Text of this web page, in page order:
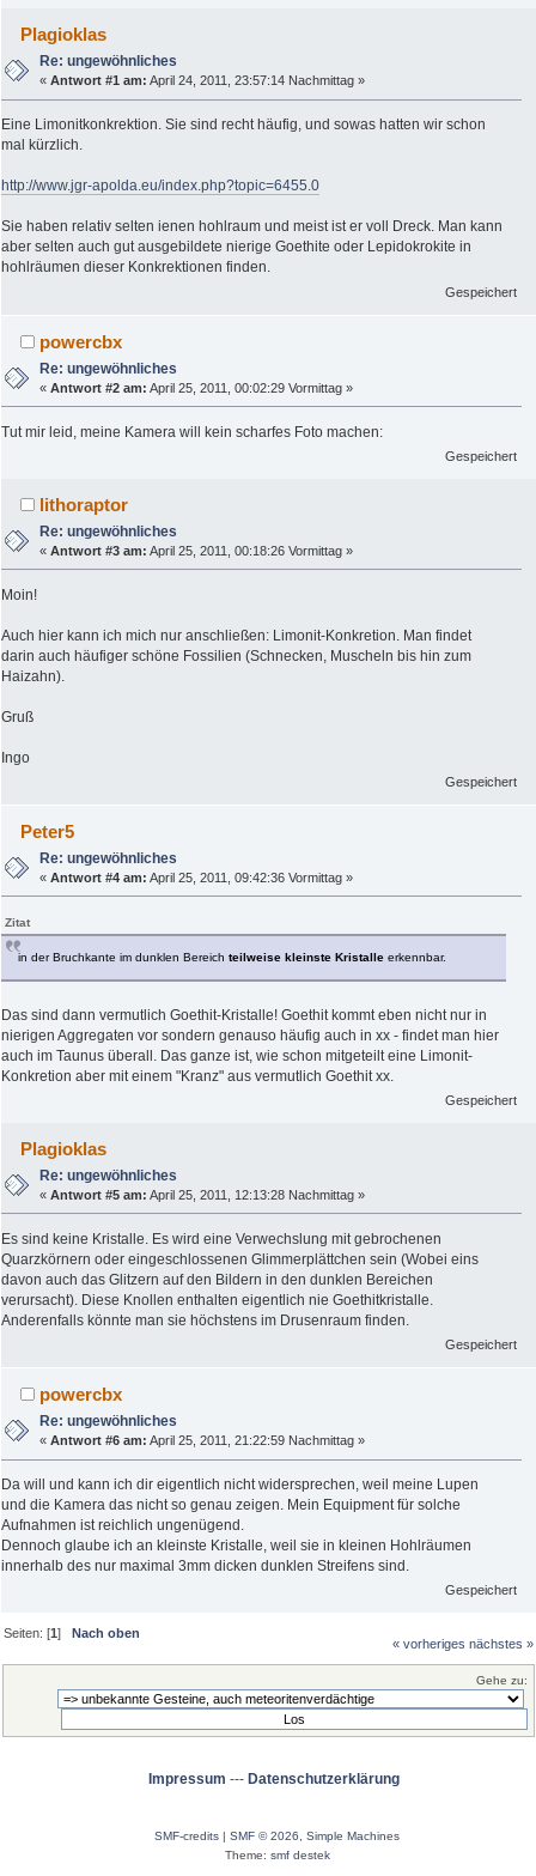
Plagioklas
Re: ungewöhnliches
«Antwort #1 am: April 24, 2011, 23:57:14 Nachmittag »
Eine Limonitkonkrektion. Sie sind recht häufig, und sowas hatten wir schon
mal kürzlich.
http://www.jgr-apolda.eu/index.php?topic=6455.0
Sie haben relativ selten ienen hohlraum und meist ist er voll Dreck. Man kann
aber selten auch gut ausgebildete nierige Goethite oder Lepidokrokite in
hohlräumen dieser Konkrektionen finden.
Gespeichert
powercbx
Re: ungewöhnliches
«Antwort #2 am: April 25, 2011, 00:02:29 Vormittag »
Tut mir leid, meine Kamera will kein scharfes Foto machen:
Gespeichert
lithoraptor
Re: ungewöhnliches
«Antwort #3 am: April 25, 2011, 00:18:26 Vormittag »
Moin!
Auch hier kann ich mich nur anschließen: Limonit-Konkretion. Man findet
darin auch häufiger schöne Fossilien (Schnecken, Muscheln bis hin zum
Haizahn).
Gruß
Ingo
Gespeichert
Peter5
Re: ungewöhnliches
«Antwort #4 am: April 25, 2011, 09:42:36 Vormittag »
Zitat
in der Bruchkante im dunklen Bereich teilweise kleinste Kristalle erkennbar.
Das sind dann vermutlich Goethit-Kristalle! Goethit kommt eben nicht nur in
nierigen Aggregaten vor sondern genauso häufig auch in xx - findet man hier
auch im Taunus überall. Das ganze ist, wie schon mitgeteilt eine Limonit-
Konkretion aber mit einem "Kranz" aus vermutlich Goethit xx.
Gespeichert
Plagioklas
Re: ungewöhnliches
«Antwort #5 am: April 25, 2011, 12:13:28 Nachmittag »
Es sind keine Kristalle. Es wird eine Verwechslung mit gebrochenen
Quarzkörnern oder eingeschlossenen Glimmerplättchen sein (Wobei eins
davon auch das Glitzern auf den Bildern in den dunklen Bereichen
verursacht). Diese Knollen enthalten eigentlich nie Goethitkristalle.
Anderenfalls könnte man sie höchstens im Drusenraum finden.
Gespeichert
powercbx
Re: ungewöhnliches
«Antwort #6 am: April 25, 2011, 21:22:59 Nachmittag »
Da will und kann ich dir eigentlich nicht widersprechen, weil meine Lupen
und die Kamera das nicht so genau zeigen. Mein Equipment für solche
Aufnahmen ist reichlich ungenügend.
Dennoch glaube ich an kleinste Kristalle, weil sie in kleinen Hohlräumen
innerhalb des nur maximal 3mm dicken dunklen Streifens sind.
Gespeichert
Seiten: [1] Nach oben
« vorheriges nächstes »
Gehe zu:
Impressum --- Datenschutzerklärung
SMF-credits SMF © 2026, Simple Machines
Theme: smf destek